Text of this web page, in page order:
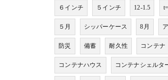
６インチ ５インチ 12-1.5
５月 シッパーケース 8月
防災 備蓄 耐久性 コンテナ
コンテナハウス コンテナシェルタ